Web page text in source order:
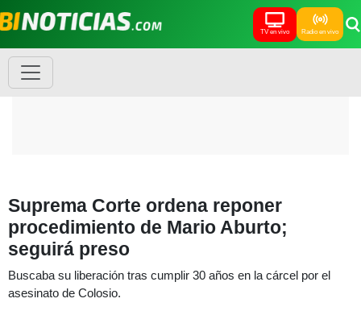
TV en vivo Radio en vivo
Suprema Corte ordena reponer
procedimiento de Mario Aburto;
seguirá preso
Buscaba su liberación tras cumplir 30 años en la cárcel por el
asesinato de Colosio.